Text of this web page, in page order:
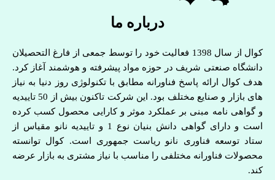
درباره ما
کوال از سال 1398 فعالیت خود را توسط جمعی از فارغ التحصیلان
دانشگاه صنعتی شریف در حوزه مواد پیشرفته و هوشمند آغاز کرد.
هدف کوال ارائه پاسخ فناورانه مطابق با تکنولوژی روز دنیا به نیاز
های بازار و صنایع مختلف بود. این شرکت تاکنون بیش از 50 تاییدیه
و گواهی نامه مبنی بر عملکرد موثر و کارایی محصول کسب کرده
است و دارای گواهی دانش بنیان نوع 1 و تاییدیه نانو مقیاس از
ستاد توسعه فناوری نانو ریاست جمهوری است. کوال توانسته
محصولات فناورانه مختلفی را مناسب با نیاز مشتری به بازار عرضه
کند.